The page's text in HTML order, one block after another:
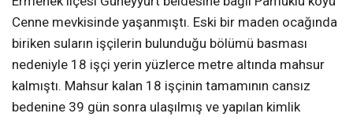
Cenne mevkisinde yaşanmıştı. Eski bir maden ocağında
biriken suların işçilerin bulunduğu bölümü basması
nedeniyle 18 işçi yerin yüzlerce metre altında mahsur
kalmıştı. Mahsur kalan 18 işçinin tamamının cansız
bedenine 39 gün sonra ulaşılmış ve yapılan kimlik